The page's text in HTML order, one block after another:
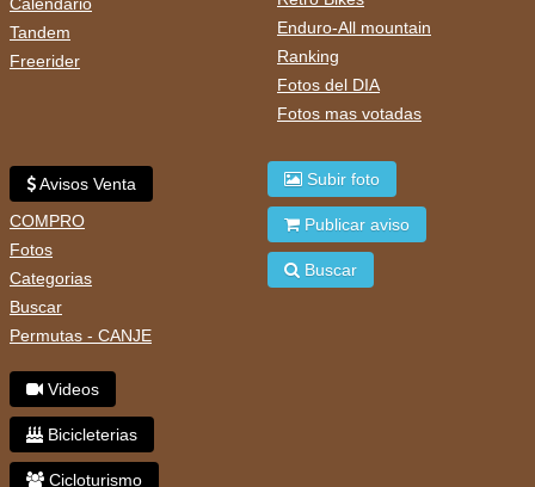
Calendario
Tandem
Freerider
Enduro-All mountain
Ranking
Fotos del DIA
Fotos mas votadas
Avisos Venta
COMPRO
Fotos
Categorias
Buscar
Permutas - CANJE
Videos
Bicicleterias
Cicloturismo
Subir foto
Publicar aviso
Buscar